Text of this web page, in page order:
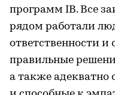
программ IB. Все
рядом работали
ответственности
правильные
а также адекватно